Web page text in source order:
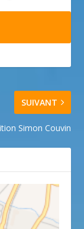
SUIVANT
Simon Couvin